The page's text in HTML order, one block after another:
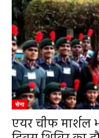
सेना
एयर चीफ मार्शल